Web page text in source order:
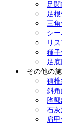
足
足
三
シ
リ
種
足
その他の
頚椎
斜
胸
石
肩